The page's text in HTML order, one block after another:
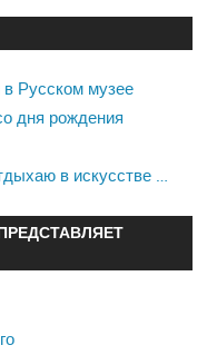
в Русском музее
дня рождения
в искусстве …